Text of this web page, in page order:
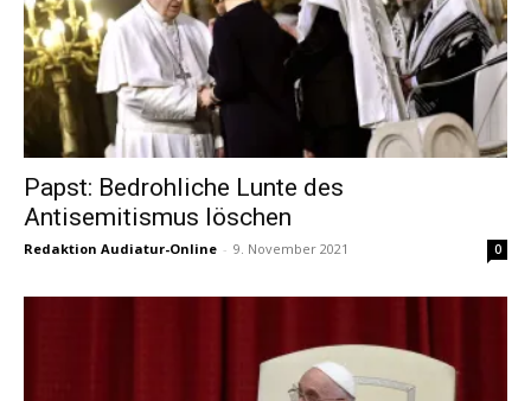
Papst: Bedrohliche Lunte des
Antisemitismus löschen
Redaktion Audiatur-Online - 9. November 2021 0